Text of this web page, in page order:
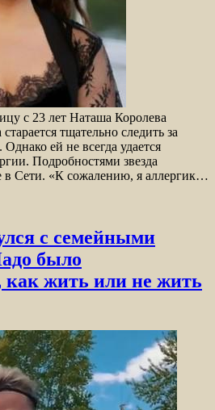
с 23 лет Наташа Королева
тщательно следить за
ей не всегда удается
Подробностями звезда
в Сети. «К сожалению, я аллергик…
с семейными
было
как жить или не жить